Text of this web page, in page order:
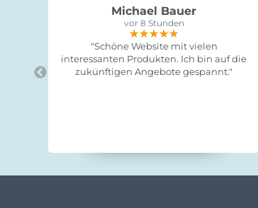
Michael Bauer
vor 8 Stunden
★★★★★
★★★★★
★★★★★
"Schöne Website mit vielen
interessanten Produkten. Ich bin auf die
zukünftigen Angebote gespannt."